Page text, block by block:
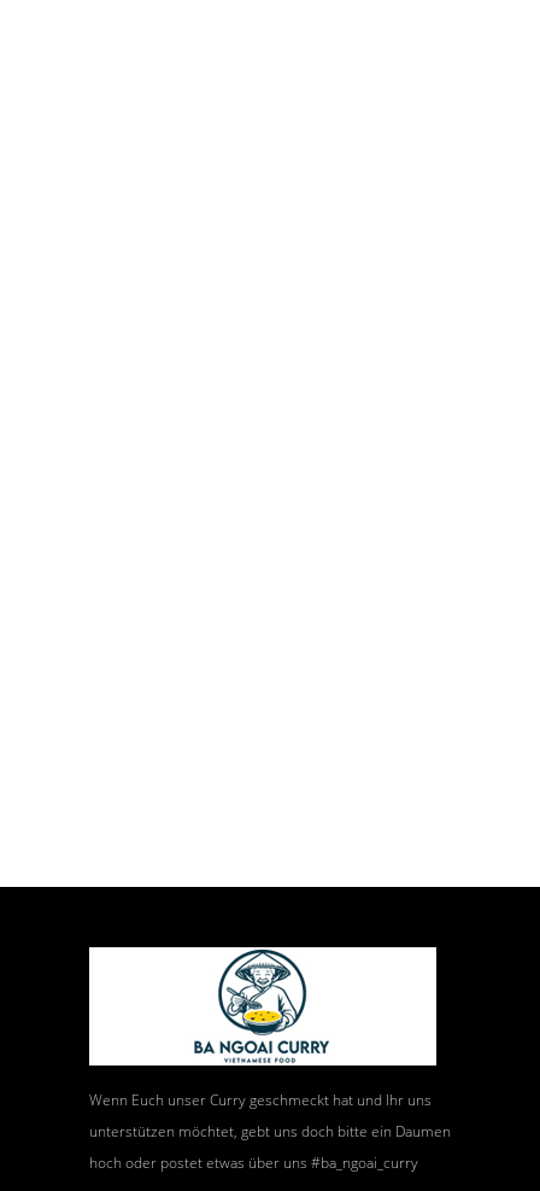
Wenn Euch unser Curry geschmeckt hat und Ihr uns
unterstützen möchtet, gebt uns doch bitte ein Daumen
hoch oder postet etwas über uns #ba_ngoai_curry